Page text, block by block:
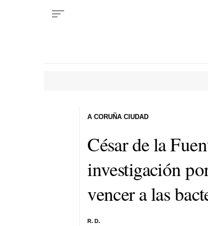
César de la
investigación
vencer a las
R. D.
A CORUÑA CIUDAD